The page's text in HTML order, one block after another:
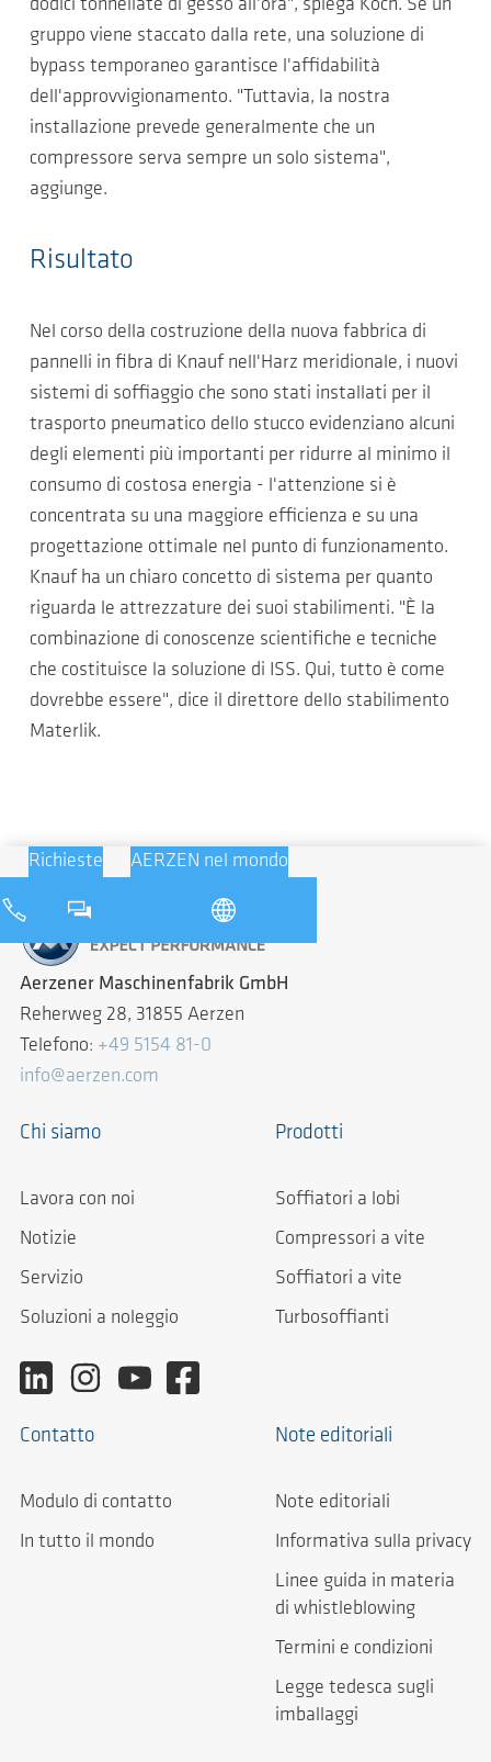
dodici tonnellate di gesso all'ora", spiega Koch. Se un
gruppo viene staccato dalla rete, una soluzione di
bypass temporaneo garantisce l'affidabilità
dell'approvvigionamento. "Tuttavia, la nostra
installazione prevede generalmente che un
compressore serva sempre un solo sistema",
aggiunge.
Risultato
Nel corso della costruzione della nuova fabbrica di
pannelli in fibra di Knauf nell'Harz meridionale, i nuovi
sistemi di soffiaggio che sono stati installati per il
trasporto pneumatico dello stucco evidenziano alcuni
degli elementi più importanti per ridurre al minimo il
consumo di costosa energia - l'attenzione si è
concentrata su una maggiore efficienza e su una
progettazione ottimale nel punto di funzionamento.
Knauf ha un chiaro concetto di sistema per quanto
riguarda le attrezzature dei suoi stabilimenti. "È la
combinazione di conoscenze scientifiche e tecniche
che costituisce la soluzione di ISS. Qui, tutto è come
dovrebbe essere", dice il direttore dello stabilimento
Materlik.
Richieste AERZEN nel mondo
Aerzener Maschinenfabrik GmbH
Reherweg 28, 31855 Aerzen
Telefono: +49 5154 81-0
info@aerzen.com
Chi siamo
Lavora con noi
Notizie
Servizio
Soluzioni a noleggio
Prodotti
Soffiatori a lobi
Compressori a vite
Soffiatori a vite
Turbosoffianti
Contatto
Modulo di contatto
In tutto il mondo
Note editoriali
Note editoriali
Informativa sulla privacy
Linee guida in materia
di whistleblowing
Termini e condizioni
Legge tedesca sugli
imballaggi